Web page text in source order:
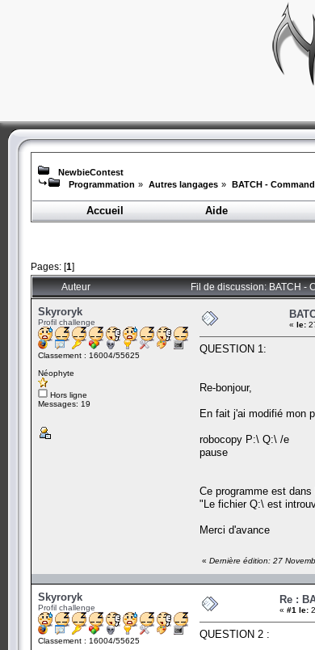
NewbieContest
Programmation » Autres langages » BATCH -
Accueil
Aide
Pages: [1]
Auteur Fil de discussion: BATCH -
Skyroryk
Profil challenge
Classement : 16004/55625
Néophyte
Hors ligne
Messages: 19
« le:
QUESTION 1:
Re-bonjour,
En fait j'ai modifié mon
robocopy P:\ Q:\ /e
pause
Ce programme est
"Le fichier Q:\ est
Merci d'avance
« Dernière édition: 27
Skyroryk
Profil challenge
Classement : 16004/55625
Re :
« #1 le:
QUESTION 2 :